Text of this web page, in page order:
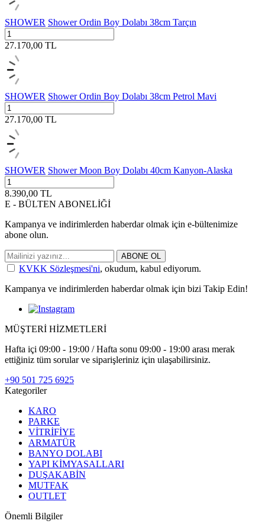
SHOWER Shower Ordin Boy Dolabı 38cm Tarçın
27.170,00 TL
SHOWER Shower Ordin Boy Dolabı 38cm Petrol Mavi
27.170,00 TL
SHOWER Shower Moon Boy Dolabı 40cm Kanyon-Alaska
8.390,00 TL
E - BÜLTEN ABONELİĞİ
Kampanya ve indirimlerden haberdar olmak için e-bültenimize
abone olun.
ABONE OL
KVKK Sözleşmesi'ni, okudum, kabul ediyorum.
Kampanya ve indirimlerden haberdar olmak için bizi Takip Edin!
MÜŞTERİ HİZMETLERİ
Hafta içi 09:00 - 19:00 / Hafta sonu 09:00 - 19:00 arası merak
ettiğiniz tüm sorular ve siparişleriniz için ulaşabilirsiniz.
+90 501 725 6925
Kategoriler
KARO
PARKE
VİTRİFİYE
ARMATÜR
BANYO DOLABI
YAPI KİMYASALLARI
DUŞAKABİN
MUTFAK
OUTLET
Önemli Bilgiler